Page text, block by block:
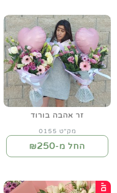
זר אהבה בורוד
מק"ט 0155
החל מ-₪250